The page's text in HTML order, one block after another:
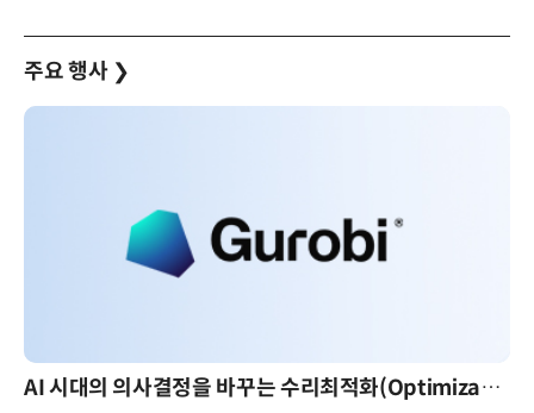
주요 행사 ❯
AI 시대의 의사결정을 바꾸는 수리최적화(Optimization): 실제 산업 적용 사례와 활용 전략